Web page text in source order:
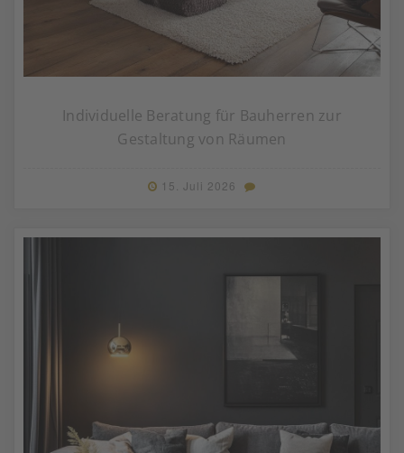
Individuelle Beratung für Bauherren zur
Gestaltung von Räumen
15. Juli 2026